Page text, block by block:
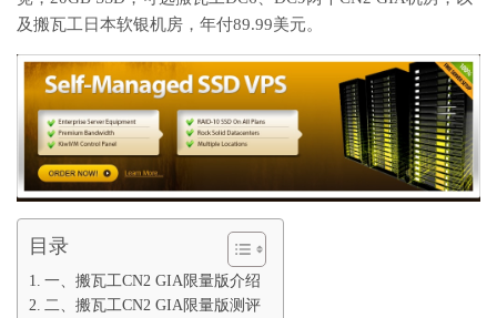
及搬瓦工日本软银机房，年付89.99美元。
目录
一、搬瓦工CN2 GIA限量版介绍
二、搬瓦工CN2 GIA限量版测评